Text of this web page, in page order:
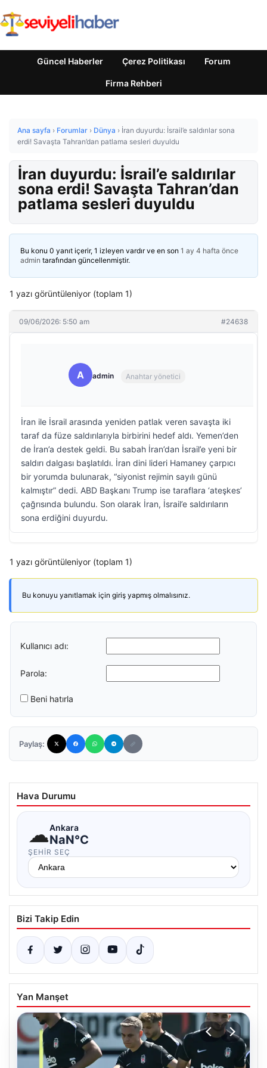
Güncel Haberler Çerez Politikası Forum
Firma Rehberi
Ana sayfa › Forumlar › Dünya › İran duyurdu: İsrail’e saldırılar sona
erdi! Savaşta Tahran’dan patlama sesleri duyuldu
İran duyurdu: İsrail’e saldırılar
sona erdi! Savaşta Tahran’dan
patlama sesleri duyuldu
Bu konu 0 yanıt içerir, 1 izleyen vardır ve en son 1 ay 4 hafta önce
admin tarafından güncellenmiştir.
1 yazı görüntüleniyor (toplam 1)
09/06/2026: 5:50 am #24638
A admin Anahtar yönetici
İran ile İsrail arasında yeniden patlak veren savaşta iki
taraf da füze saldırılarıyla birbirini hedef aldı. Yemen’den
de İran’a destek geldi. Bu sabah İran’dan İsrail’e yeni bir
saldırı dalgası başlatıldı. İran dini lideri Hamaney çarpıcı
bir yorumda bulunarak, “siyonist rejimin sayılı günü
kalmıştır” dedi. ABD Başkanı Trump ise taraflara ‘ateşkes’
çağrısında bulundu. Son olarak İran, İsrail’e saldırıların
sona erdiğini duyurdu.
1 yazı görüntüleniyor (toplam 1)
Bu konuyu yanıtlamak için giriş yapmış olmalısınız.
Kullanıcı adı:
Parola:
Beni hatırla
Paylaş:
Hava Durumu
☁Ankara
NaN°C
ŞEHIR SEÇ
Bizi Takip Edin
Yan Manşet